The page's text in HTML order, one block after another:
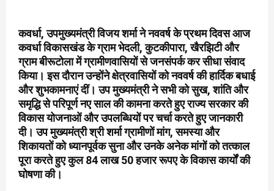
कवर्धा, उपमुख्यमंत्री विजय शर्मा ने नववर्ष के प्रथम दिवस आज
कवर्धा विकासखंड के ग्राम भेदली, कुटकीपारा, खैरझिटी और
ग्राम बीरूटोला में ग्रामीणवासियों से जनसंपर्क कर सीधा संवाद
किया। इस दौरान उन्होंने क्षेत्रवासियों को नववर्ष की हार्दिक बधाई
और शुभकामनाएं दीं। उप मुख्यमंत्री ने सभी को सुख, शांति और
समृद्धि से परिपूर्ण नए साल की कामना करते हुए राज्य सरकार की
विकास योजनाओं और उपलब्धियों पर चर्चा करते हुए जानकारी
दी। उप मुख्यमंत्री श्री शर्मा ग्रामीणों मांग, समस्या और
शिकायतों को ध्यानपूर्वक सुना और उनके अनेक मांगों को तत्काल
पूरा करते हुए कुल 84 लाख 50 हजार रूपए के विकास कार्यों की
घोषणा की।